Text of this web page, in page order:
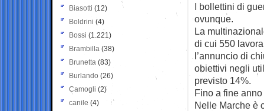
I bollettini di
ovunque.
La
di cui 550
l’annuncio di
obiettivi negli
previsto 14%.
Fino a fine
Nelle Marche è
Biasotti (12)
Boldrini (4)
Bossi (1.221)
Brambilla (38)
Brunetta (83)
Burlando (26)
Camogli (2)
canile (4)